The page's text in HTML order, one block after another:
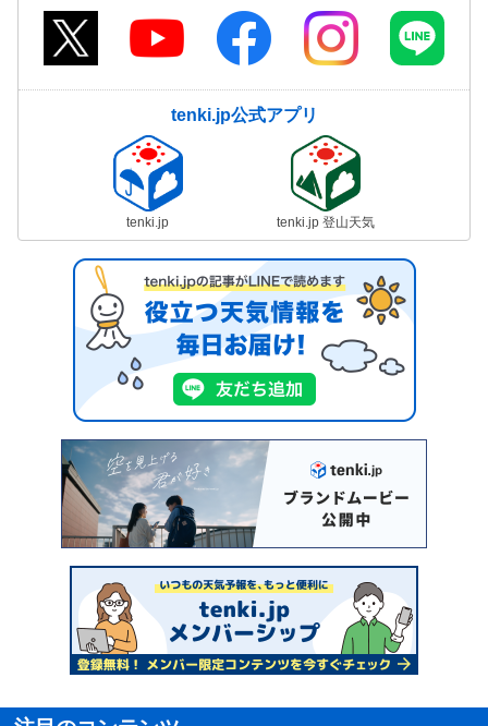
tenki.jp公式アプリ
tenki.jp tenki.jp 登山天気